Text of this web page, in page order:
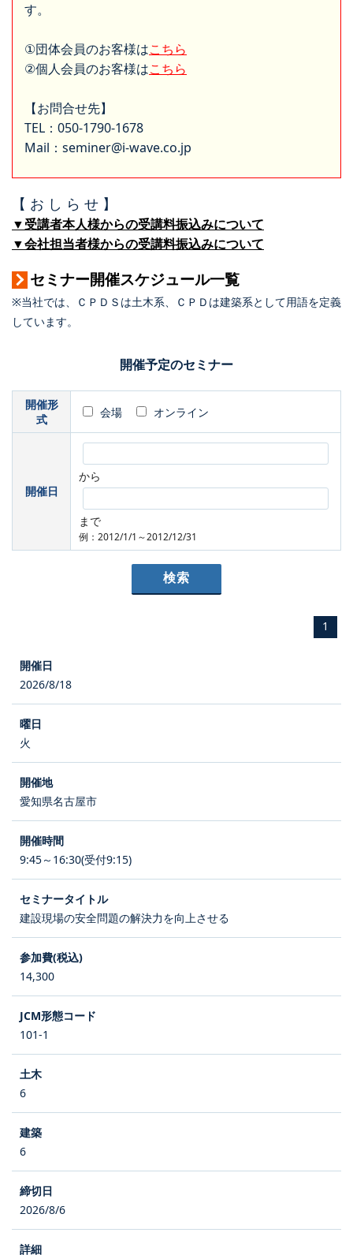
す。
①団体会員のお客様はこちら
②個人会員のお客様はこちら
【お問合せ先】
TEL：050-1790-1678
Mail：seminer@i-wave.co.jp
【 お し ら せ 】
▼受講者本人様からの受講料振込みについて
▼会社担当者様からの受講料振込みについて
セミナー開催スケジュール一覧
※当社では、ＣＰＤＳは土木系、ＣＰＤは建築系として用語を定義
しています。
開催予定のセミナー
開催形
式
会場 オンライン
開催日
から
まで
例：2012/1/1～2012/12/31
1
2026/8/18
火
愛知県名古屋市
9:45～16:30(受付9:15)
建設現場の安全問題の解決力を向上させる
14,300
101-1
6
6
2026/8/6